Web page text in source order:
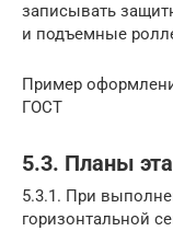
записывать
и подъемные
Пример
ГОСТ
5.3. Планы
5.3.1. При
горизонтальной